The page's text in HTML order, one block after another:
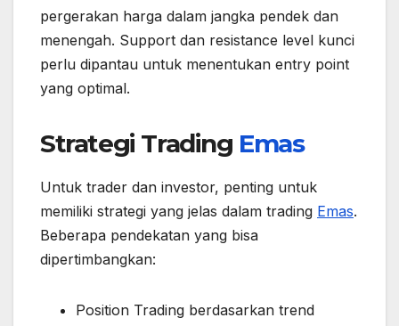
pergerakan harga dalam jangka pendek dan
menengah. Support dan resistance level kunci
perlu dipantau untuk menentukan entry point
yang optimal.
Strategi Trading Emas
Untuk trader dan investor, penting untuk
memiliki strategi yang jelas dalam trading Emas.
Beberapa pendekatan yang bisa
dipertimbangkan:
Position Trading berdasarkan trend